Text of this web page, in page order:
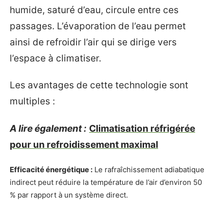
humide, saturé d’eau, circule entre ces
passages. L’évaporation de l’eau permet
ainsi de refroidir l’air qui se dirige vers
l’espace à climatiser.
Les avantages de cette technologie sont
multiples :
A lire également : Climatisation réfrigérée
pour un refroidissement maximal
Efficacité énergétique : Le rafraîchissement adiabatique
indirect peut réduire la température de l’air d’environ 50
% par rapport à un système direct.